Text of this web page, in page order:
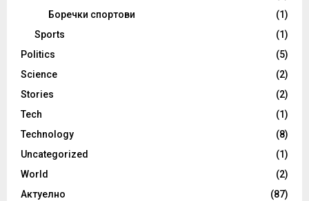
Боречки спортови
(1)
Sports
(1)
Politics
(5)
Science
(2)
Stories
(2)
Tech
(1)
Technology
(8)
Uncategorized
(1)
World
(2)
Актуелно
(87)